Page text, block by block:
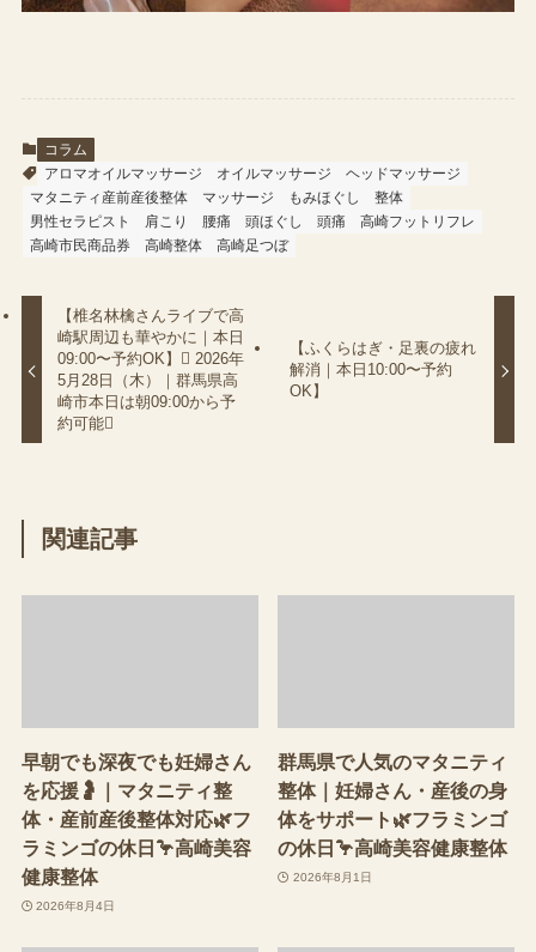
コラム
アロマオイルマッサージ
オイルマッサージ
ヘッドマッサージ
マタニティ産前産後整体
マッサージ もみほぐし
整体
男性セラピスト
肩こり 腰痛 頭ほぐし 頭痛
高崎フットリフレ
高崎市民商品券
高崎整体 高崎足つぼ
【椎名林檎さんライブで高
崎駅周辺も華やかに｜本日
09:00〜予約OK】 2026年
5月28日（木）｜群馬県高
崎市本日は朝09:00から予
約可能
【ふくらはぎ・足裏の疲れ
解消｜本日10:00〜予約
OK】
関連記事
早朝でも深夜でも妊婦さん
を応援🤰｜マタニティ整
体・産前産後整体対応🌿フ
ラミンゴの休日🦩高崎美容
健康整体
2026年8月4日
群馬県で人気のマタニティ
整体｜妊婦さん・産後の身
体をサポート🌿フラミンゴ
の休日🦩高崎美容健康整体
2026年8月1日